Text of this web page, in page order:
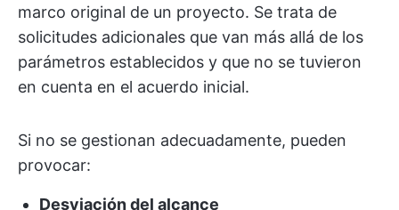
marco original de un proyecto. Se trata de
solicitudes adicionales que van más allá de los
parámetros establecidos y que no se tuvieron
en cuenta en el acuerdo inicial.
Si no se gestionan adecuadamente, pueden
provocar:
Desviación del alcance